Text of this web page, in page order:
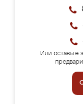
Или оставьте